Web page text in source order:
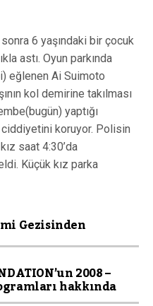
6 yaşındaki bir çocuk
astı. Oyun parkında
eğlenen Ai Suimoto
kol demirine takılması
yaptığı
ciddiyetini koruyor. Polisin
saat 4:30’da
Küçük kız parka
Gezisinden
2008 –
hakkında